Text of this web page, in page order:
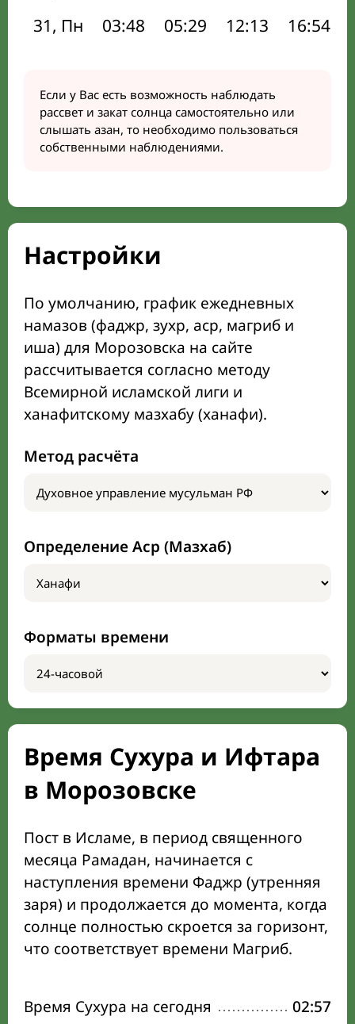
31, Пн
03:48 05:29 12:13 16:54
Если у Вас есть возможность наблюдать
рассвет и закат солнца самостоятельно или
слышать азан, то необходимо пользоваться
собственными наблюдениями.
Настройки
По умолчанию, график ежедневных
намазов (фаджр, зухр, аср, магриб и
иша) для Морозовска на сайте
рассчитывается согласно методу
Всемирной исламской лиги и
ханафитскому мазхабу (ханафи).
Метод расчёта
Определение Аср (Мазхаб)
Форматы времени
Время Сухура и Ифтара
в Морозовске
Пост в Исламе, в период священного
месяца Рамадан, начинается с
наступления времени Фаджр (утренняя
заря) и продолжается до момента, когда
солнце полностью скроется за горизонт,
что соответствует времени Магриб.
Время Сухура на сегодня 02:57